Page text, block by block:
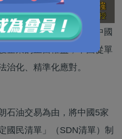
用制裁與長臂管轄，令中國
企業的正當權益，中國從單
治化、精準化應對。
石油交易為由，將中國5家
國民清單」（SDN清單）制